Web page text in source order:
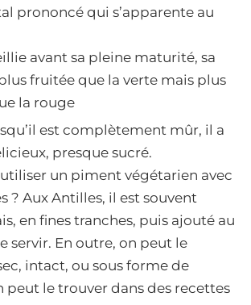
prononcé qui s’apparente au
avant sa pleine maturité, sa
fruitée que la verte mais plus
la rouge
est complètement mûr, il a
presque sucré.
un piment végétarien avec
? Aux Antilles, il est souvent
en fines tranches, puis ajouté au
servir. En outre, on peut le
intact, ou sous forme de
peut le trouver dans des recettes